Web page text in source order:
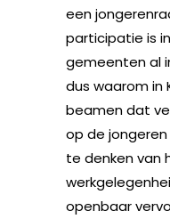
een
participatie is
gemeenten al
dus waarom in
beamen dat
op de
te denken van
openbaar